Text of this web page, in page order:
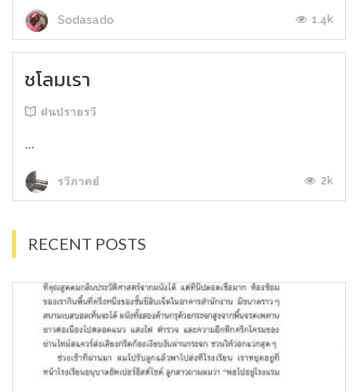
Sodasado 1.4k
ชโลมเรา
ฝนปรายรวี
...
รวีภาคย์ 2k
RECENT POSTS